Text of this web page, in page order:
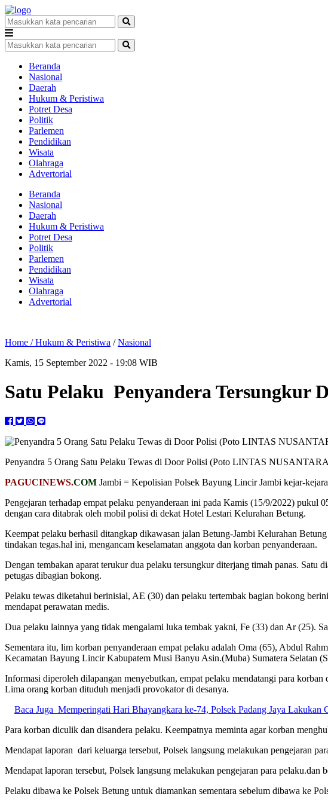
Beranda
Nasional
Daerah
Hukum & Peristiwa
Potret Desa
Politik
Parlemen
Pendidikan
Wisata
Olahraga
Advertorial
Beranda
Nasional
Daerah
Hukum & Peristiwa
Potret Desa
Politik
Parlemen
Pendidikan
Wisata
Olahraga
Advertorial
Home /Hukum & Peristiwa /Nasional
Kamis, 15 September 2022 - 19:08 WIB
Satu Pelaku Penyandera Tersungkur
Penyandra 5 Orang Satu Pelaku Tewas di Door Polisi (Poto LINTAS
PAGUCINEWS.COM Jambi = Kepolisian Polsek Bayung Lincir Jambi kejar-
Pengejaran terhadap empat pelaku penyanderaan ini pada Kamis (15/9/2022)
dengan cara ditabrak oleh mobil polisi di dekat Hotel Lestari Kelurahan Betung.
Keempat pelaku berhasil ditangkap dikawasan jalan Betung-Jambi Kelurahan
tindakan tegas.hal ini, mengancam keselamatan anggota dan korban penyanderaan.
Dengan tembakan aparat terukur dua pelaku tersungkur diterjang timah panas. Satu
petugas dibagian bokong.
Pelaku tewas diketahui berinisial, AE (30) dan pelaku tertembak bagian bokong
mendapat perawatan medis.
Dua pelaku lainnya yang tidak mengalami luka tembak yakni, Fe (33) dan Ar (25).
Sementara itu, lim korban penyanderaan empat pelaku adalah Oma (65), Abdul
Kecamatan Bayung Lincir Kabupatem Musi Banyu Asin.(Muba) Sumatera Selatan
Informasi diperoleh dilapangan menyebutkan, empat pelaku mendatangi para
Lima orang korban dituduh menjadi provokator di desanya.
Baca Juga Memperingati Hari Bhayangkara ke-74, Polsek Padang Jaya Lakukan
Para korban diculik dan disandera pelaku. Keempatnya meminta agar korban
Mendapat laporan dari keluarga tersebut, Polsek langsung melakukan pengejaran
Mendapat laporan tersebut, Polsek langsung melakukan pengejaran para
Pelaku dibawa ke Polsek Betung untuk diamankan sementara sebelum dibawa ke